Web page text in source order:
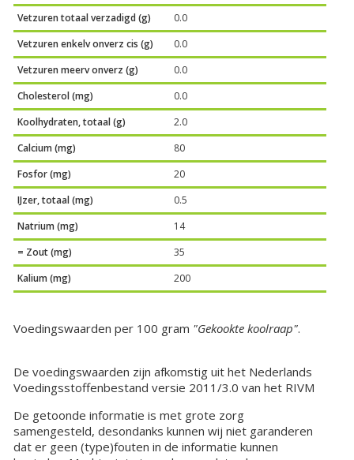
Vetzuren totaal verzadigd (g)
0.0
Vetzuren enkelv onverz cis (g)
0.0
Vetzuren meerv onverz (g)
0.0
Cholesterol (mg)
0.0
Koolhydraten, totaal (g)
2.0
Calcium (mg)
80
Fosfor (mg)
20
IJzer, totaal (mg)
0.5
Natrium (mg)
14
= Zout (mg)
35
Kalium (mg)
200
Voedingswaarden per 100 gram "Gekookte koolraap".
De voedingswaarden zijn afkomstig uit het Nederlands
Voedingsstoffenbestand versie 2011/3.0 van het RIVM
De getoonde informatie is met grote zorg
samengesteld, desondanks kunnen wij niet garanderen
dat er geen (type)fouten in de informatie kunnen